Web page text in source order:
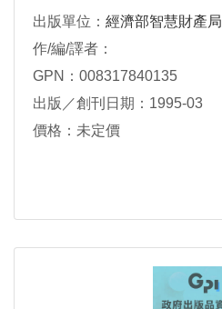
出版單位： 經濟部智慧財產局
作/編/譯者：
GPN：008317840135
出版／創刊日期：1995-03
價格：未定價